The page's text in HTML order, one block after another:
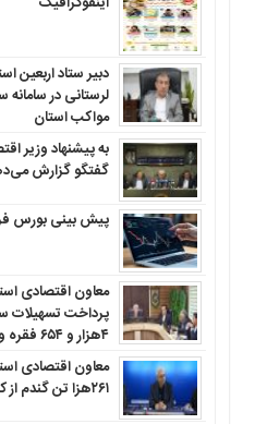
مواکب استان
به پیشنهاد وزیر
گفتگو گزارش
پیش بینی بورس فردا شنبه
معاون اقتصادی
پرداخت تسهیلات
۴هزار و ۶۵۴ فقره وام ازدواج از ابتدای سال جاری
معاون اقتصادی
۲۶۱هزا تن گندم از کشاورزان استان